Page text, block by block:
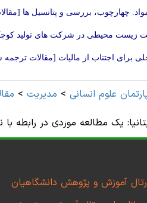
چهارچوب، بررسی و پتانسیل‏ ها
زیست محیطی در شرکت های تولید
برای اجتناب از مالیات [مقالات ترجمه
علوم انسانی > مديريت >
یک مطالعه موردی در رابطه
آموزش و پژوهش دانشگاهیان